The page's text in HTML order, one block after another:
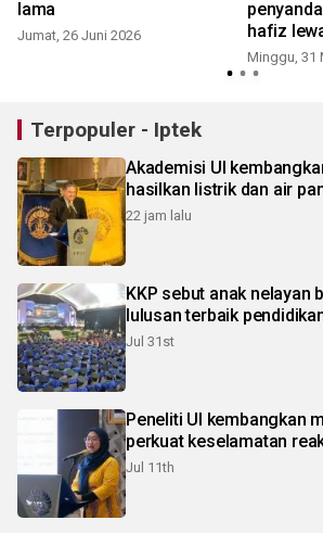
lama
Jumat, 26 Juni 2026
hafiz
Minggu, 31
Terpopuler - Iptek
Akademisi UI
hasilkan listrik dan air
22 jam lalu
KKP sebut anak nelayan
lulusan terbaik
Jul 31st
Peneliti UI kembangkan
perkuat keselamatan
Jul 11th